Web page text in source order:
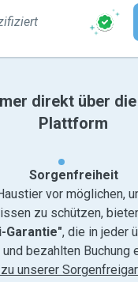
direkt über
Plattform
Sorgenfreiheit
vor möglichen,
zu schützen,
Garantie", die in jeder
bezahlten Buchung
unserer